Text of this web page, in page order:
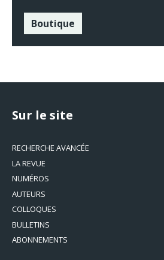
Boutique
Sur le site
RECHERCHE AVANCÉE
LA REVUE
NUMÉROS
AUTEURS
COLLOQUES
BULLETINS
ABONNEMENTS